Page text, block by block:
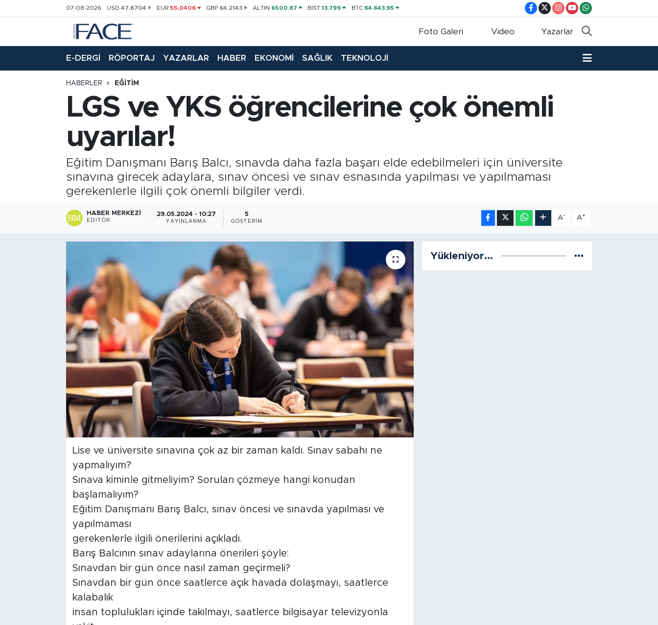
07-08-2026 USD47,6704 EUR 55,0406 GBP 64,2143 ALTIN 6500.87 BİST13.799 BTC 64.643,95
Foto Galeri Video Yazarlar
E-DERGİ RÖPORTAJ YAZARLAR HABER EKONOMİ SAĞLIK TEKNOLOJİ
HABERLER EĞITIM
LGS ve YKS öğrencilerine çok önemli
uyarılar!
Eğitim Danışmanı Barış Balcı, sınavda daha fazla başarı elde edebilmeleri için üniversite
sınavına girecek adaylara, sınav öncesi ve sınav esnasında yapılması ve yapılmaması
gerekenlerle ilgili çok önemli bilgiler verdi.
HABER MERKEZI
EDITÖR
29.05.2024 - 10:27
YAYINLANMA
5
GÖSTERIM
A- A+
Lise ve üniversite sınavına çok az bir zaman kaldı. Sınav sabahı ne
yapmalıyım?
Sınava kiminle gitmeliyim? Soruları çözmeye hangi konudan
başlamalıyım?
Eğitim Danışmanı Barış Balcı, sınav öncesi ve sınavda yapılması ve
yapılmaması
gerekenlerle ilgili önerilerini açıkladı.
Barış Balcının sınav adaylarına önerileri şöyle:
Sınavdan bir gün önce nasıl zaman geçirmeli?
Sınavdan bir gün önce saatlerce açık havada dolaşmayı, saatlerce
kalabalık
insan toplulukları içinde takılmayı, saatlerce bilgisayar televizyonla
Yükleniyor...
Nöbetçi Eczaneler
Hava Durumu
Trafik Durumu
Süper Lig Puan Durumu ve Fikstür
Tüm Manşetler
Son Dakika Haberleri
Haber Arşivi